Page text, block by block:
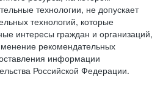
технологии, не допускает
технологий, которые
интересы граждан и организаций,
рекомендательных
информации
Российской Федерации.